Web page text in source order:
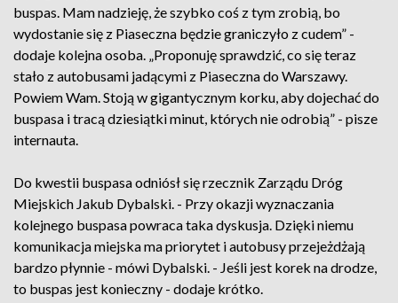
buspas. Mam nadzieję, że szybko coś z tym zrobią, bo
wydostanie się z Piaseczna będzie graniczyło z cudem” -
dodaje kolejna osoba. „Proponuję sprawdzić, co się teraz
stało z autobusami jadącymi z Piaseczna do Warszawy.
Powiem Wam. Stoją w gigantycznym korku, aby dojechać do
buspasa i tracą dziesiątki minut, których nie odrobią” - pisze
internauta.
Do kwestii buspasa odniósł się rzecznik Zarządu Dróg
Miejskich Jakub Dybalski. - Przy okazji wyznaczania
kolejnego buspasa powraca taka dyskusja. Dzięki niemu
komunikacja miejska ma priorytet i autobusy przejeżdżają
bardzo płynnie - mówi Dybalski. - Jeśli jest korek na drodze,
to buspas jest konieczny - dodaje krótko.